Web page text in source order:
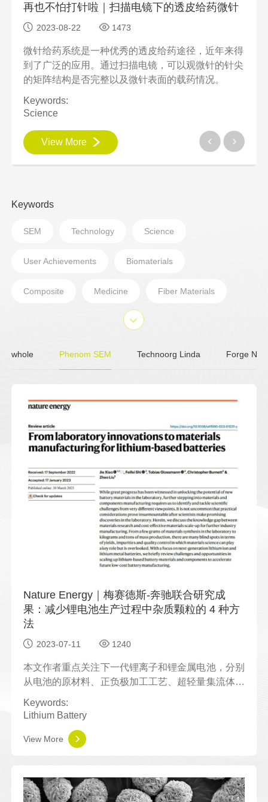
再也不怕打针啦｜扫描电镜下的透皮给药微针
2023-08-22 1473
微针给药系统是一种优秀的透皮给药途径，近年来得
到了广泛的应用。通过扫描电镜，可以观微针的针尖
的矩阵结构是否完整以及微针表面的载药情况。
Keywords:
Science
View More
Keywords
SEM Technology Science
User Achievements Biomaterials
Composite Medicine Fiber Materials
PALD
Metal Environmental Sustainability
Pharmaceutical Packaging Materials
Nano-materials Geology
Magnetic Materials Archaeology
Automobile Building Materials
Ion Milling
EDS Steel
Forensic and Judicial Testing
Petroleum and petrochemical
Ceramic Materials
Equipment Manufacturing Biology
whole Phenom SEM Technoorg Linda Forge
Nature Energy｜梅赛德斯-奔驰联合研究成
果：减少锂电池生产过程中杂质颗粒的 4 种方
法
2023-07-11 1240
本文作者重点关注下一代锂离子和锂金属电池，分别
从电池的原材料、正负极加工工艺、超轻量集流体、
了锂电池大规模量产的机遇和挑战。
Keywords:
Lithium Battery
View More